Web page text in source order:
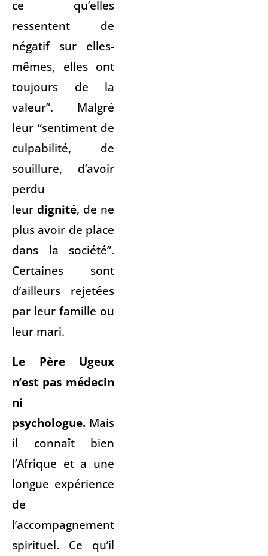
ce qu’elles
ressentent de
négatif sur elles-
mêmes, elles ont
toujours de la
valeur”. Malgré
leur “sentiment de
culpabilité, de
souillure, d’avoir
perdu
leur dignité, de ne
plus avoir de place
dans la société”.
Certaines sont
d’ailleurs rejetées
par leur famille ou
leur mari.
Le Père Ugeux
n’est pas médecin
ni
psychologue. Mais
il connaît bien
l’Afrique et a une
longue expérience
de
l’accompagnement
spirituel. Ce qu’il